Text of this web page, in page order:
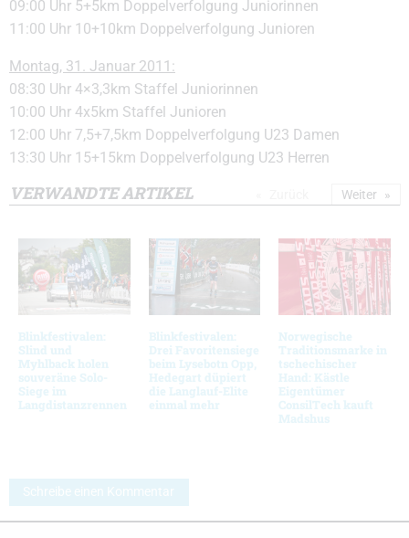
09:00 Uhr 5+5km Doppelverfolgung Juniorinnen
11:00 Uhr 10+10km Doppelverfolgung Junioren
Montag, 31. Januar 2011:
08:30 Uhr 4×3,3km Staffel Juniorinnen
10:00 Uhr 4x5km Staffel Junioren
12:00 Uhr 7,5+7,5km Doppelverfolgung U23 Damen
13:30 Uhr 15+15km Doppelverfolgung U23 Herren
VERWANDTE ARTIKEL
Blinkfestivalen:
Slind und
Myhlback holen
souveräne Solo-
Siege im
Langdistanzrennen
Blinkfestivalen:
Drei Favoritensiege
beim Lysebotn Opp,
Hedegart düpiert
die Langlauf-Elite
einmal mehr
Norwegische
Traditionsmarke in
tschechischer
Hand: Kästle
Eigentümer
ConsilTech kauft
Madshus
Weiter
Schreibe einen Kommentar